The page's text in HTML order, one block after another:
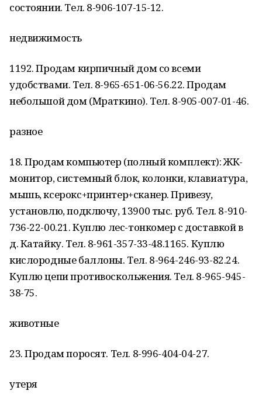
состоянии. Тел. 8-906-107-15-12.
недвижимость
1192. Продам кирпичный дом со всеми
удобствами. Тел. 8-965-651-06-56.22. Продам
небольшой дом (Мраткино). Тел. 8-905-007-01-46.
разное
18. Продам компьютер (полный комплект): ЖК-
монитор, системный блок, колонки, клавиатура,
мышь, ксерокс+принтер+сканер. Привезу,
установлю, подключу, 13900 тыс. руб. Тел. 8-910-
736-22-00.21. Куплю лес-тонкомер с доставкой в
д. Катайку. Тел. 8-961-357-33-48.1165. Куплю
кислородные баллоны. Тел. 8-964-246-93-82.24.
Куплю цепи противоскольжения. Тел. 8-965-945-
38-75.
животные
23. Продам поросят. Тел. 8-996-404-04-27.
утеря